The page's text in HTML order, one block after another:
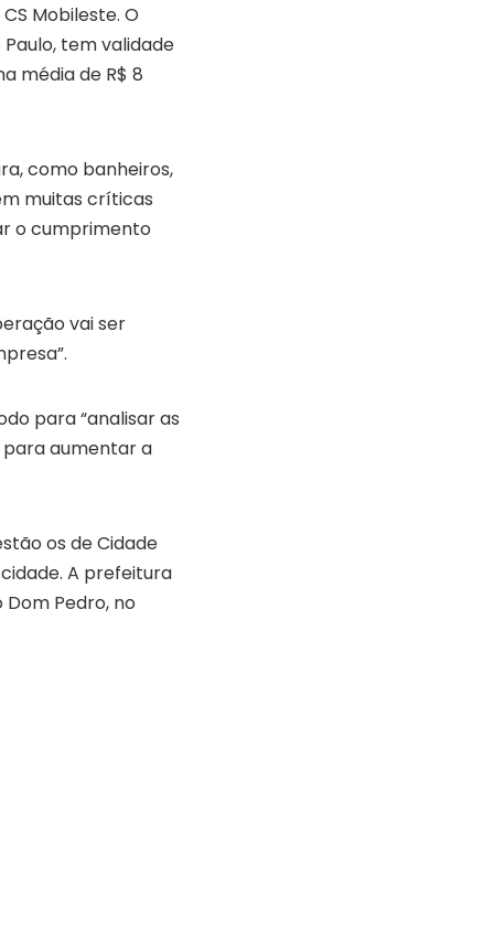
Mobileste. O
tem validade
média de R$ 8
como banheiros,
muitas críticas
o cumprimento
vai ser
para “analisar as
aumentar a
os de Cidade
A prefeitura
Pedro, no